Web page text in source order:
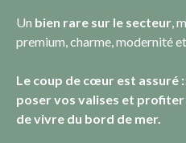
Un bien rare sur le secteur,
premium, charme, modernité
Le coup de cœur est assuré :
poser vos valises et
de vivre du bord de mer.